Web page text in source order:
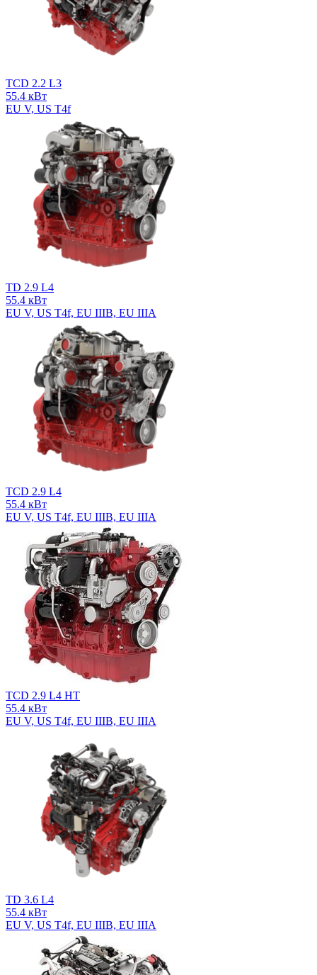
TCD 2.2 L3
55.4 кВт
EU V, US T4f
TD 2.9 L4
55.4 кВт
EU V, US T4f, EU IIIB, EU IIIA
TCD 2.9 L4
55.4 кВт
EU V, US T4f, EU IIIB, EU IIIA
TCD 2.9 L4 HT
55.4 кВт
EU V, US T4f, EU IIIB, EU IIIA
TD 3.6 L4
55.4 кВт
EU V, US T4f, EU IIIB, EU IIIA